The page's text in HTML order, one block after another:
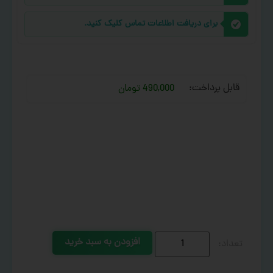
برای دریافت اطلاعات تماس کلیک کنید.
قابل پرداخت: 490,000 تومان
افزودن به سبد خرید